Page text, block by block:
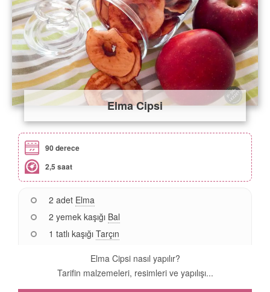
Elma Cipsi
90 derece
2,5 saat
2 adet Elma
2 yemek kaşığı Bal
1 tatlı kaşığı Tarçın
Elma Cipsi nasıl yapılır?
Tarifin malzemeleri, resimleri ve yapılışı...